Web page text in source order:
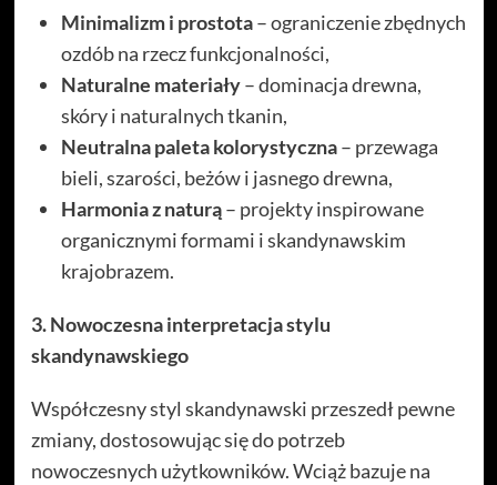
Minimalizm i prostota– ograniczenie zbędnych
ozdób na rzecz funkcjonalności,
Naturalne materiały– dominacja drewna,
skóry i naturalnych tkanin,
Neutralna paleta kolorystyczna– przewaga
bieli, szarości, beżów i jasnego drewna,
Harmonia z naturą– projekty inspirowane
organicznymi formami i skandynawskim
krajobrazem.
3. Nowoczesna interpretacja stylu
skandynawskiego
Współczesny styl skandynawski przeszedł pewne
zmiany, dostosowując się do potrzeb
nowoczesnych użytkowników. Wciąż bazuje na